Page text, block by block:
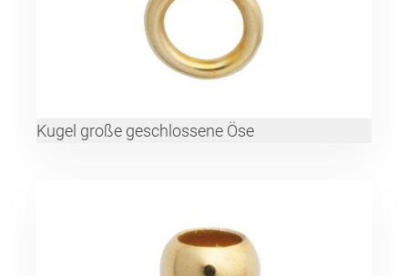
Kugel große geschlossene Öse